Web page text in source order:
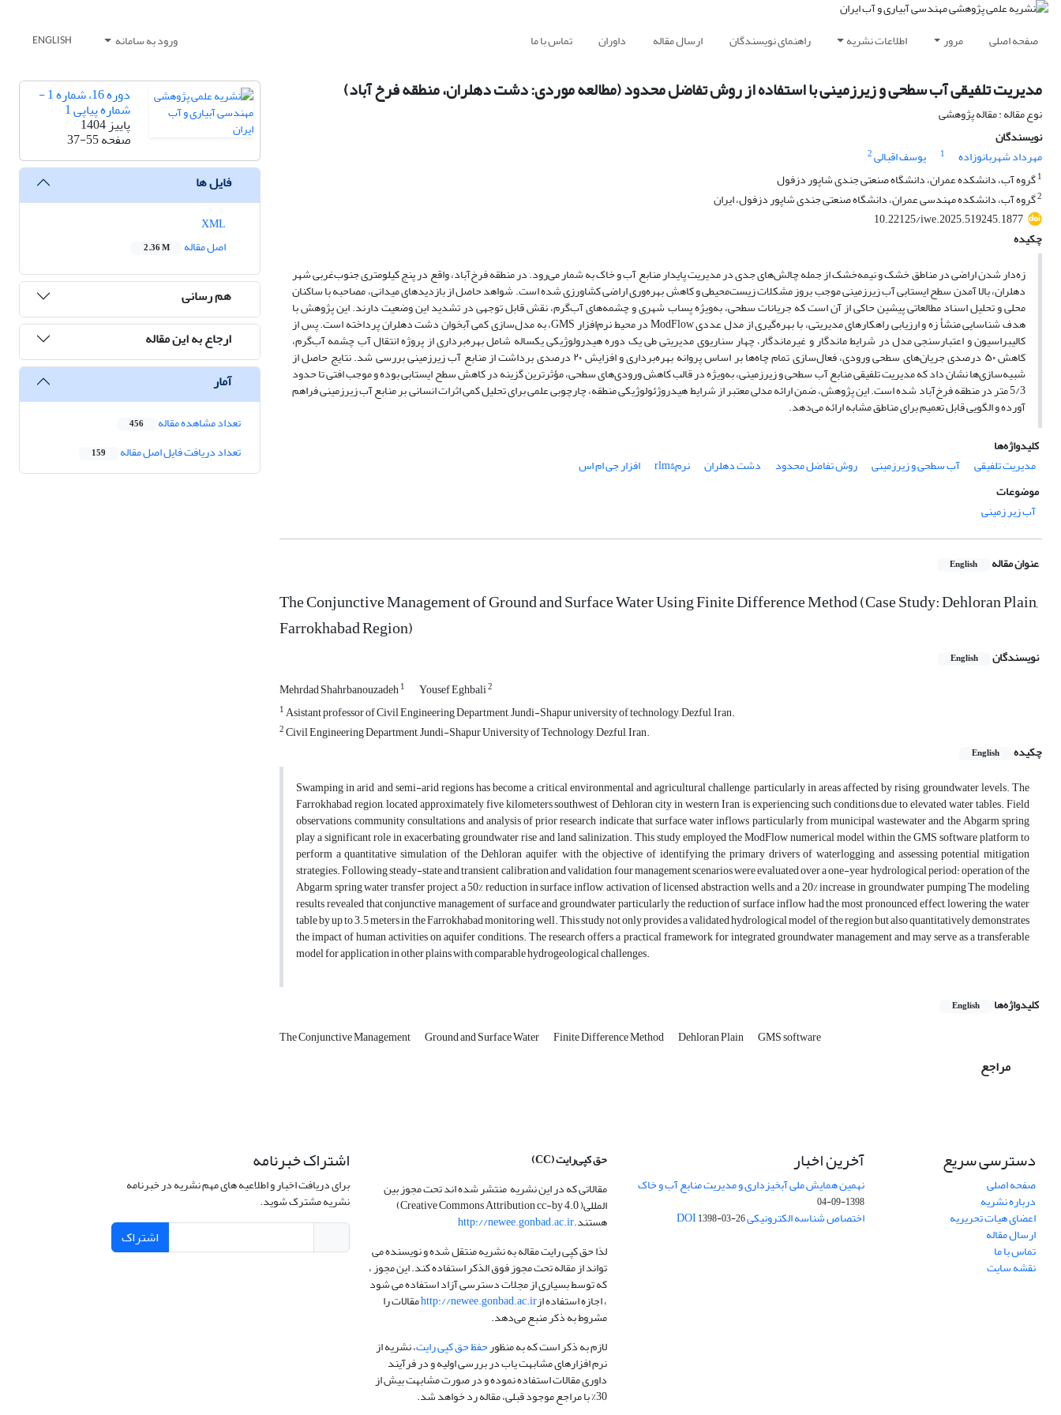
صفحه اصلی مرور اطلاعات نشریه راهنمای نویسندگان ارسال مقاله داوران تماس با ما ورود به سامانه ENGLISH
مدیریت تلفیقی آب سطحی و زیرزمینی با استفاده از روش تفاضل محدود (مطالعه موردی: دشت دهلران، منطقه فرخ آباد)
نوع مقاله : مقاله پژوهشی
نویسندگان
مهرداد شهربانوزاده
1 یوسف اقبالی2
1گروه آب، دانشکده عمران، دانشگاه صنعتی جندی شاپور دزفول
2گروه آب، دانشکده مهندسی عمران، دانشگاه صنعتی جندی شاپور دزفول، ایران
10.22125/iwe.2025.519245.1877
چکیده
زه‌دار شدن اراضی در مناطق خشک و نیمه‌خشک از جمله چالش‌های جدی در مدیریت پایدار منابع آب و خاک به شمار می‌رود. در منطقه فرخ‌آباد، واقع در پنج کیلومتری جنوب‌غربی شهر
دهلران، بالا آمدن سطح ایستابی آب زیرزمینی موجب بروز مشکلات زیست‌محیطی و کاهش بهره‌وری اراضی کشاورزی شده است. شواهد حاصل از بازدیدهای میدانی، مصاحبه با ساکنان
محلی و تحلیل اسناد مطالعاتی پیشین حاکی از آن است که جریانات سطحی، به‌ویژه پساب شهری و چشمه‌های آب‌گرم، نقش قابل توجهی در تشدید این وضعیت دارند. این پژوهش با
هدف شناسایی منشأ زه و ارزیابی راهکارهای مدیریتی، با بهره‌گیری از مدل عددی ModFlow در محیط نرم‌افزار GMS، به مدل‌سازی کمی آبخوان دشت دهلران پرداخته است. پس از
کالیبراسیون و اعتبارسنجی مدل در شرایط ماندگار و غیرماندگار، چهار سناریوی مدیریتی طی یک دوره هیدرولوژیکی یک‏ساله شامل بهره‌برداری از پروژه انتقال آب چشمه آب‌گرم،
کاهش ۵۰ درصدی جریان‌های سطحی ورودی، فعال‌سازی تمام چاه‌ها بر اساس پروانه بهره‌برداری و افزایش ۲۰ درصدی برداشت از منابع آب زیرزمینی بررسی شد. نتایج حاصل از
شبیه‌سازی‌ها نشان داد که مدیریت تلفیقی منابع آب سطحی و زیرزمینی، به‌ویژه در قالب کاهش ورودی‌های سطحی، مؤثرترین گزینه در کاهش سطح ایستابی بوده و موجب افتی تا حدود
5/3 متر در منطقه فرخ‌آباد شده است. این پژوهش، ضمن ارائه مدلی معتبر از شرایط هیدروژئولوژیکی منطقه، چارچوبی علمی برای تحلیل کمی اثرات انسانی بر منابع آب زیرزمینی فراهم
آورده و الگویی قابل تعمیم برای مناطق مشابه ارائه می‌دهد.
کلیدواژه‌ها
مدیریت تلفیقی
آب سطحی و زیرزمینی روش تفاضل محدود دشت دهلران نرم&‌‌‌rlm
افزار جی ام اس
موضوعات
آب زیر زمینی
عنوان مقاله English
The Conjunctive Management of Ground and Surface Water Using Finite Difference Method (Case Study: Dehloran Plain,
Farrokhabad Region)
نویسندگان English
Mehrdad Shahrbanouzadeh1 Yousef Eghbali2
1Asistant professor of Civil Engineering Department, Jundi-Shapur university of technology, Dezful, Iran.
2Civil Engineering Department, Jundi-Shapur University of Technology, Dezful, Iran.
چکیده
English
Swamping in arid and semi-arid regions has become a critical environmental and agricultural challenge, particularly in areas affected by rising groundwater levels. The
Farrokhabad region, located approximately five kilometers southwest of Dehloran city in western Iran, is experiencing such conditions due to elevated water tables. Field
observations, community consultations and analysis of prior research indicate that surface water inflows particularly from municipal wastewater and the Abgarm spring
play a significant role in exacerbating groundwater rise and land salinization. This study employed the ModFlow numerical model within the GMS software platform to
perform a quantitative simulation of the Dehloran aquifer, with the objective of identifying the primary drivers of waterlogging and assessing potential mitigation
strategies. Following steady-state and transient calibration and validation, four management scenarios were evaluated over a one-year hydrological period: operation of the
Abgarm spring water transfer project, a 50% reduction in surface inflow, activation of licensed abstraction wells, and a 20% increase in groundwater pumping The modeling
results revealed that conjunctive management of surface and groundwater particularly the reduction of surface inflow had the most pronounced effect, lowering the water
table by up to 3.5 meters in the Farrokhabad monitoring well. This study not only provides a validated hydrological model of the region but also quantitatively demonstrates
the impact of human activities on aquifer conditions. The research offers a practical framework for integrated groundwater management and may serve as a transferable
model for application in other plains with comparable hydrogeological challenges.
کلیدواژه‌ها English
The Conjunctive Management Ground and Surface Water Finite Difference Method Dehloran Plain GMS software
مراجع
دوره 16، شماره 1 -
شماره پیاپی 1
پاییز 1404
صفحه37-55
فایل ها
اصل مقاله
2.36 M
هم رسانی
ارجاع به این مقاله
آمار
تعداد مشاهده مقاله 456
تعداد دریافت فایل اصل مقاله 159
دسترسی سریع
صفحه اصلی
درباره نشریه
اعضای هیات تحریریه
ارسال مقاله
تماس با ما
نقشه سایت
آخرین اخبار
نهمین همایش ملی آبخیزداری و مدیریت منابع آب و خاک
1398-09-04
اختصاص شناسه الکترونیکی DOI1398-03-26
حق کپی‌رایت(CC)
مقالاتی که در این نشریه منتشر شده اند تحت مجوز بین
المللی( Creative Commons Attribution cc-by 4.0)
هستند.http://newee.gonbad.ac.ir
لذا حق کپی رایت مقاله به نشریه منتقل شده و نویسنده می
تواند از مقاله تحت مجوز فوق الذکر استفاده کند. این مجوز ،
که توسط بسیاری از مجلات دسترسی آزاد استفاده می شود
، اجازه استفاده ازhttp://newee.gonbad.ac.irمقالات را
مشروط به ذکر منبع می‌دهد.
لازم به ذکر است که به منظورحفظ حق کپی رایت، نشریه از
نرم افزارهای مشابهت یاب در بررسی اولیه و در فرآیند
داوری مقالات استفاده نموده و در صورت مشابهت بیش از
30% با مراجع موجود قبلی، مقاله رد خواهد شد.
اشتراک خبرنامه
برای دریافت اخبار و اطلاعیه های مهم نشریه در خبرنامه
نشریه مشترک شوید.
اشتراک